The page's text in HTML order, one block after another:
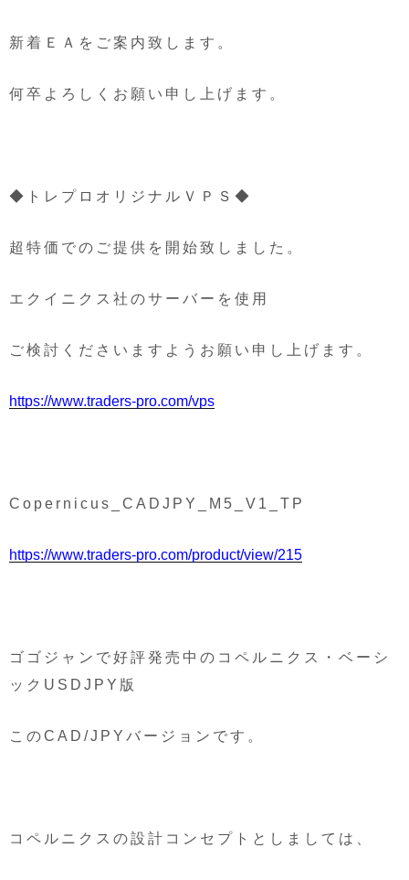
新着ＥＡをご案内致します。
何卒よろしくお願い申し上げます。
◆トレプロオリジナルＶＰＳ◆
超特価でのご提供を開始致しました。
エクイニクス社のサーバーを使用
ご検討くださいますようお願い申し上げます。
https://www.traders-pro.com/vps
Copernicus_CADJPY_M5_V1_TP
https://www.traders-pro.com/product/view/215
ゴゴジャンで好評発売中のコペルニクス・ベーシ
ックUSDJPY版
このCAD/JPYバージョンです。
コペルニクスの設計コンセプトとしましては、